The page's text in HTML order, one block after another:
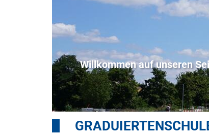
Willkommen auf unseren